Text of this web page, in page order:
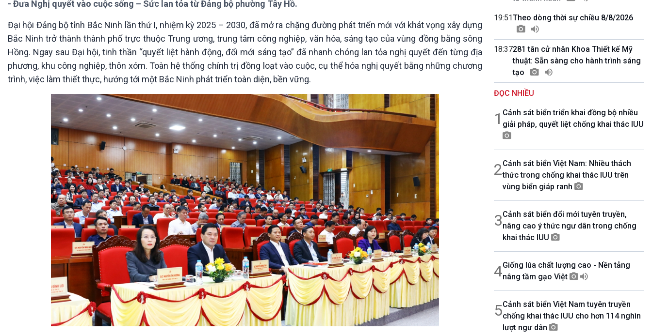
360 độ Sức khỏe
Tài nguyên và Môi trường
Chuyên gia của bạn
Xã hội chuyển động
Bước chân đến trường
Kết nối công nghệ
khí hậu
Chát với người nổi tiếng
E-Magazine
10 phút Sự kiện - Luận bàn
Câu chuyện thời sự
Đối thoại
Diễn đàn chủ nhật
Chuyện đêm
VOV1 đặc biệt
Thanh âm ký sự
Chân dung cuộc sống
Các chương trình đặc biệt
- Đưa Nghị quyết vào cuộc sống – Sức lan tỏa từ Đảng bộ phường Tây Hồ.
Đại hội Đảng bộ tỉnh Bắc Ninh lần thứ I, nhiệm kỳ 2025 – 2030, đã mở ra chặng đường phát triển mới với khát vọng xây dựng
Bắc Ninh trở thành thành phố trực thuộc Trung ương, trung tâm công nghiệp, văn hóa, sáng tạo của vùng đồng bằng sông
Hồng. Ngay sau Đại hội, tinh thần “quyết liệt hành động, đổi mới sáng tạo” đã nhanh chóng lan tỏa nghị quyết đến từng địa
phương, khu công nghiệp, thôn xóm. Toàn hệ thống chính trị đồng loạt vào cuộc, cụ thể hóa nghị quyết bằng những chương
trình, việc làm thiết thực, hướng tới một Bắc Ninh phát triển toàn diện, bền vững.
19:51Theo dòng thời sự chiều 8/8/2026
18:37281 tân cử nhân Khoa Thiết kế Mỹ
thuật: Sẵn sàng cho hành trình sáng
tạo
ĐỌC NHIỀU
1 Cảnh sát biển triển khai đồng bộ nhiều
giải pháp, quyết liệt chống khai thác IUU
2Cảnh sát biển Việt Nam: Nhiều thách
thức trong chống khai thác IUU trên
vùng biển giáp ranh
3Cảnh sát biển đổi mới tuyên truyền,
nâng cao ý thức ngư dân trong chống
khai thác IUU
4Giống lúa chất lượng cao - Nền tảng
nâng tầm gạo Việt
5Cảnh sát biển Việt Nam tuyên truyền
chống khai thác IUU cho hơn 114 nghìn
lượt ngư dân